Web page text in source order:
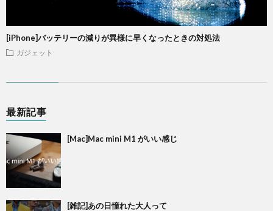
[iPhone]バッテリーの減りが異様に早くなったときの対処法
ガジェット
最新記事
[Mac]Mac mini M1 がいい感じ
[雑記]あの日憧れた大人って